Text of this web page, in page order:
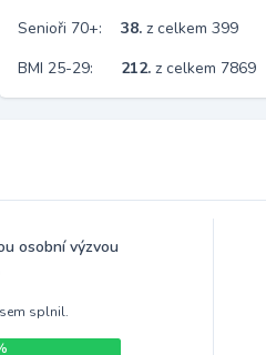
Senioři 70+:
38. z celkem 399
BMI 25-29:
212. z celkem 7869
osobní výzvou
splnil.